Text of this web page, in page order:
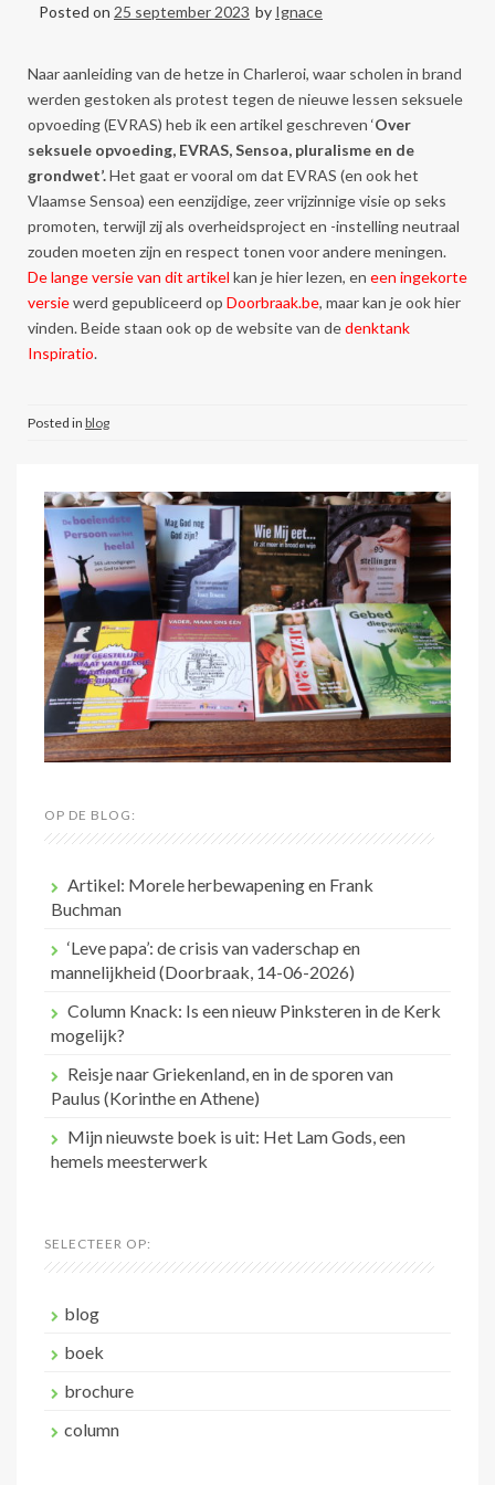
Posted on 25 september 2023 by Ignace
Naar aanleiding van de hetze in Charleroi, waar scholen in brand
werden gestoken als protest tegen de nieuwe lessen seksuele
opvoeding (EVRAS) heb ik een artikel geschreven ‘Over
seksuele opvoeding, EVRAS, Sensoa, pluralisme en de
grondwet’.Het gaat er vooral om dat EVRAS (en ook het
Vlaamse Sensoa) een eenzijdige, zeer vrijzinnige visie op seks
promoten, terwijl zij als overheidsproject en -instelling neutraal
zouden moeten zijn en respect tonen voor andere meningen.
De lange versie van dit artikel kan je hier lezen, en een ingekorte
versiewerd gepubliceerd op Doorbraak.be, maar kan je ook hier
vinden. Beide staan ook op de website van dedenktank
Inspiratio.
Posted in blog
OP DE BLOG:
Artikel: Morele herbewapening en Frank
Buchman
‘Leve papa’: de crisis van vaderschap en
mannelijkheid (Doorbraak, 14-06-2026)
Column Knack: Is een nieuw Pinksteren in de Kerk
mogelijk?
Reisje naar Griekenland, en in de sporen van
Paulus (Korinthe en Athene)
Mijn nieuwste boek is uit: Het Lam Gods, een
hemels meesterwerk
SELECTEER OP:
blog
boek
brochure
column